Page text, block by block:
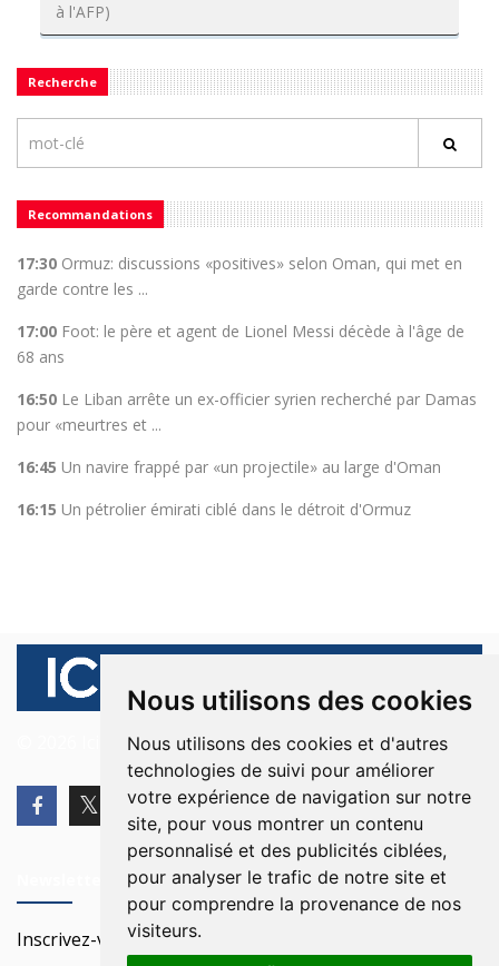
Nous utilisons des cookies
Nous utilisons des cookies et d'autres
technologies de suivi pour améliorer
votre expérience de navigation sur notre
site, pour vous montrer un contenu
personnalisé et des publicités ciblées,
pour analyser le trafic de notre site et
pour comprendre la provenance de nos
visiteurs.
à l'AFP)
Recherche
Recommandations
17:30 Ormuz: discussions «positives» selon Oman, qui met en
garde contre les ...
17:00 Foot: le père et agent de Lionel Messi décède à l'âge de
68 ans
16:50 Le Liban arrête un ex-officier syrien recherché par Damas
pour «meurtres et ...
16:45 Un navire frappé par «un projectile» au large d'Oman
16:15 Un pétrolier émirati ciblé dans le détroit d'Ormuz
© 2026 Ici Beyrouth. Tous les droits sont réservés.
Inscrivez-vous à notre Newsletter